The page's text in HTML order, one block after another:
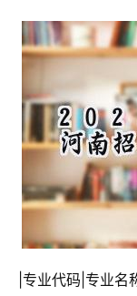
|专业代码|专业名